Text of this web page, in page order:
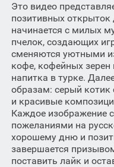
Это видео
позитивных открыток
начинается с милых
пчелок, создающих
сменяются уютными
кофе, кофейных зерен
напитка в турке.
образам: серый котик
и красивые
Каждое изображение
пожеланиями на
хорошему дню и
завершается
поставить лайк и